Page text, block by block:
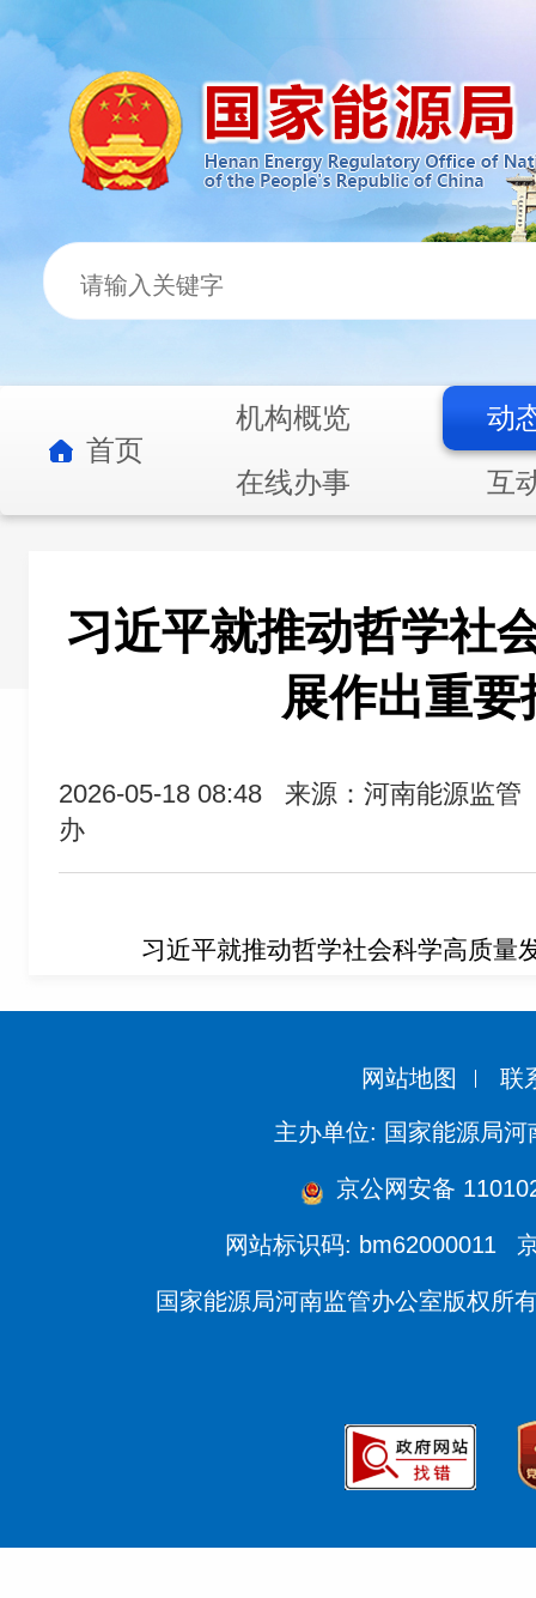
首页
机构概览
动
在线办事
互
习近平就推动哲学社
展作出重要
2026-05-18 08:48
来源：河南能源监管
办
习近平就推动哲学社会科学高质量
网站地图 联
主办单位: 国家能源局河
京公网安备
网站标识码: bm62000011
国家能源局河南监管办公室版权所